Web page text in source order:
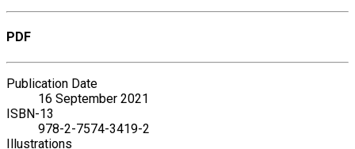
PDF
Publication Date
16 September 2021
ISBN-13
978-2-7574-3419-2
Illustrations